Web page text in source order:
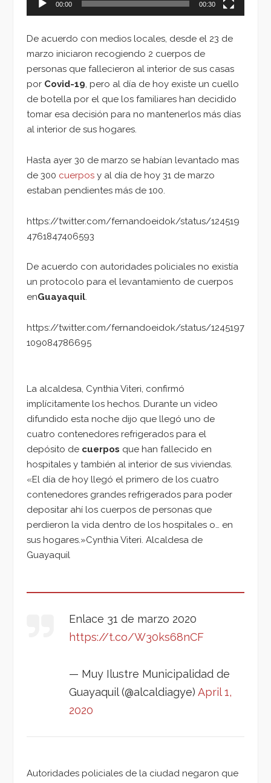
00:00 00:30
De acuerdo con medios locales, desde el 23 de
marzo iniciaron recogiendo 2 cuerpos de
personas que fallecieron al interior de sus casas
por Covid-19, pero al día de hoy existe un cuello
de botella por el que los familiares han decidido
tomar esa decisión para no mantenerlos más días
al interior de sus hogares.
Hasta ayer 30 de marzo se habían levantado mas
de 300 cuerpos y al día de hoy 31 de marzo
estaban pendientes más de 100.
https://twitter.com/fernandoeidok/status/124519
4761847406593
De acuerdo con autoridades policiales no existía
un protocolo para el levantamiento de cuerpos
enGuayaquil.
https://twitter.com/fernandoeidok/status/1245197
109084786695
La alcaldesa, Cynthia Viteri, confirmó
implícitamente los hechos. Durante un video
difundido esta noche dijo que llegó uno de
cuatro contenedores refrigerados para el
depósito de cuerpos que han fallecido en
hospitales y también al interior de sus viviendas.
«El día de hoy llegó el primero de los cuatro
contenedores grandes refrigerados para poder
depositar ahí los cuerpos de personas que
perdieron la vida dentro de los hospitales o… en
sus hogares.»Cynthia Viteri. Alcaldesa de
Guayaquil
Enlace 31 de marzo 2020
https://t.co/W30ks68nCF
— Muy Ilustre Municipalidad de
Guayaquil (@alcaldiagye) April 1,
2020
Autoridades policiales de la ciudad negaron que